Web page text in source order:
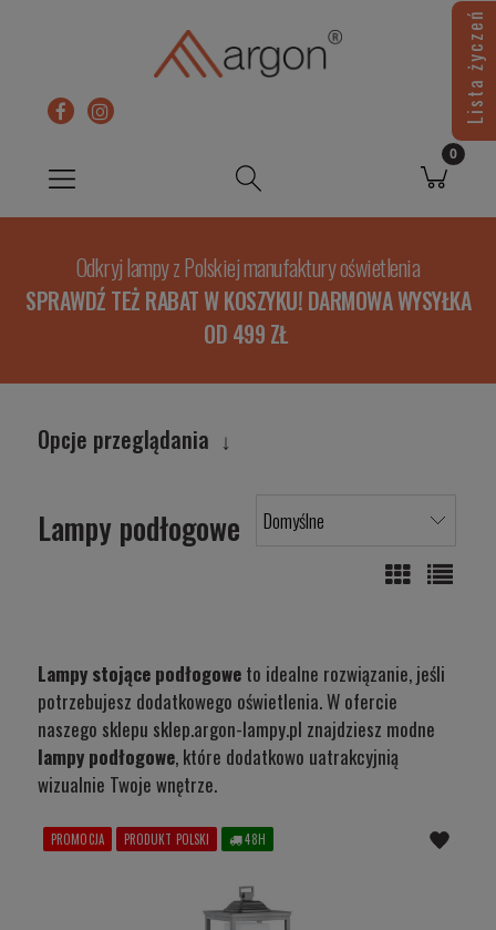
Odkryj lampy z Polskiej manufaktury oświetlenia
SPRAWDŹ TEŻ RABAT W KOSZYKU! DARMOWA WYSYŁKA
OD 499 ZŁ
Opcje przeglądania
Lampy podłogowe
Lampy stojące podłogowe to idealne rozwiązanie, jeśli
potrzebujesz dodatkowego oświetlenia. W ofercie
naszego sklepu sklep.argon-lampy.pl znajdziesz modne
lampy podłogowe, które dodatkowo uatrakcyjnią
wizualnie Twoje wnętrze.
PROMOCJA PRODUKT POLSKI 48H
Lista życzeń